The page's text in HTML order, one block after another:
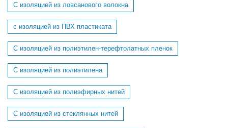
С изоляцией из ловсанового волокна
с изоляцией из ПВХ пластиката
С изоляцией из полиэтилен-терефтолатных пленок
С изоляцией из полиэтилена
С изоляцией из полиэфирных нитей
С изоляцией из стеклянных нитей